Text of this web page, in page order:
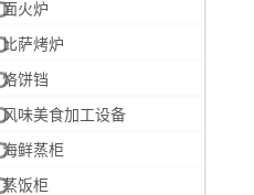
面火炉
比萨烤炉
烙饼铛
风味美食加工设备
海鲜蒸柜
蒸饭柜